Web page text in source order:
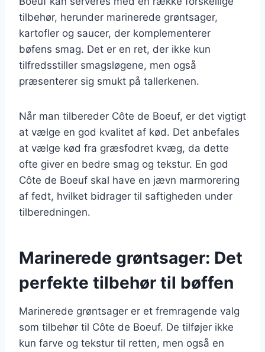
tilbehør, herunder marinerede grøntsager,
kartofler og saucer, der komplementerer
bøfens smag. Det er en ret, der ikke kun
tilfredsstiller smagsløgene, men også
præsenterer sig smukt på tallerkenen.
Når man tilbereder Côte de Boeuf, er det vigtigt
at vælge en god kvalitet af kød. Det anbefales
at vælge kød fra græsfodret kvæg, da dette
ofte giver en bedre smag og tekstur. En god
Côte de Boeuf skal have en jævn marmorering
af fedt, hvilket bidrager til saftigheden under
tilberedningen.
Marinerede grøntsager: Det
perfekte tilbehør til bøffen
Marinerede grøntsager er et fremragende valg
som tilbehør til Côte de Boeuf. De tilføjer ikke
kun farve og tekstur til retten, men også en